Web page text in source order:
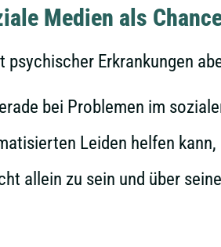
Medien als
Erkrankungen
bei Problemen im
Leiden helfen kann,
allein zu sein und über